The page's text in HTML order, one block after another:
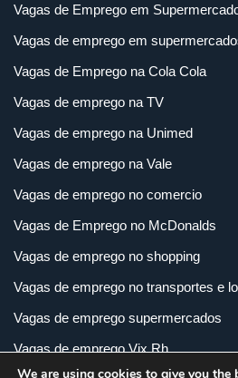
Vagas de Emprego em
Vagas de emprego em
Vagas de Emprego na Cola Cola
Vagas de emprego na TV
Vagas de emprego na Unimed
Vagas de emprego na Vale
Vagas de emprego no comercio
Vagas de Emprego no McDonalds
Vagas de emprego no shopping
Vagas de emprego no transportes e
Vagas de emprego supermercados
Vagas de emprego Vix Rh
We are using cookies to give you the